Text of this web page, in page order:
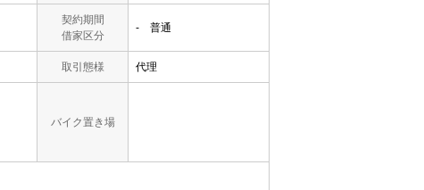
契約期間
借家区分
- 普通
取引態様 代理
バイク置き場